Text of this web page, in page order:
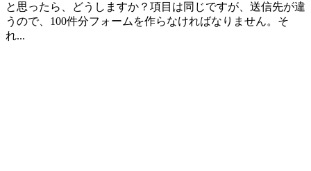
と思ったら、どうしますか？項目は同じですが、送信先が違
うので、100件分フォームを作らなければなりません。そ
れ...